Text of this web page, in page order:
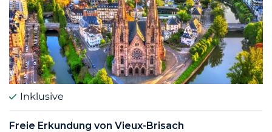
Inklusive
Freie Erkundung von Vieux-Brisach